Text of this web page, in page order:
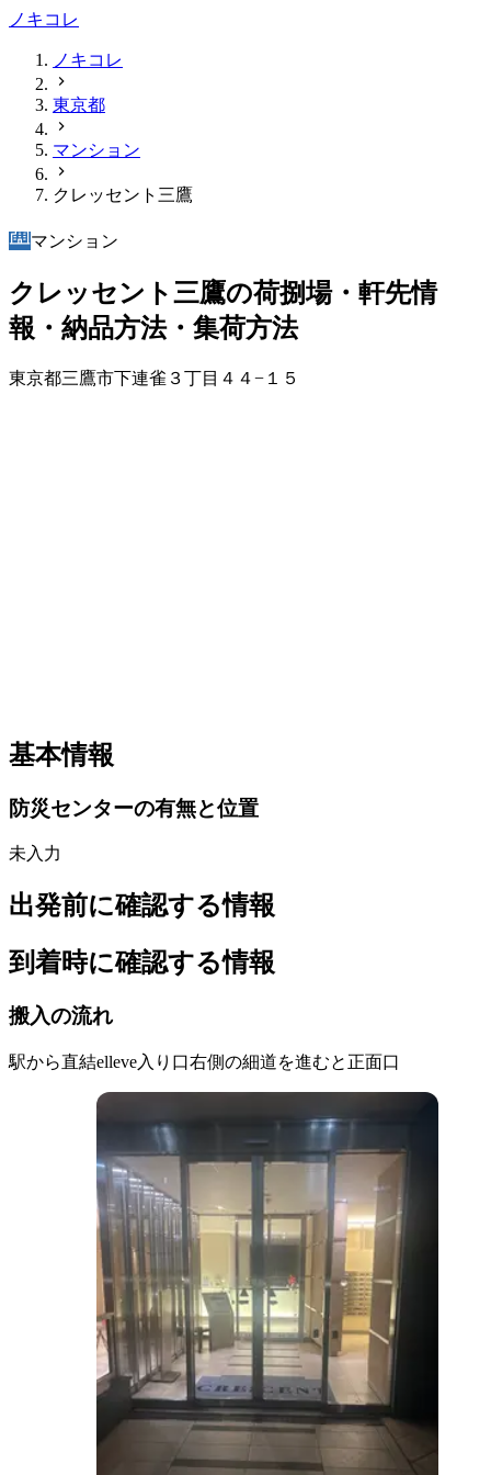
ノキコレ
ノキコレ
東京都
マンション
クレッセント三鷹
マンション
クレッセント三鷹の荷捌場・軒先情
報・納品方法・集荷方法
東京都三鷹市下連雀３丁目４４−１５
基本情報
防災センターの有無と位置
未入力
出発前に確認する情報
到着時に確認する情報
搬入の流れ
駅から直結elleve入り口右側の細道を進むと正面口